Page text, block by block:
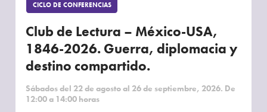
CICLO DE CONFERENCIAS
Club de Lectura – México-USA,
1846-2026. Guerra, diplomacia y
destino compartido.
Sábados del 22 de agosto al 26 de septiembre, 2026. De
12:00 a 14:00 horas